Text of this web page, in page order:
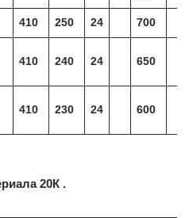
410 250 24 700
410 240 24 650
410 230 24 600
20К .